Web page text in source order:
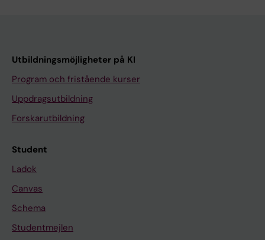
Utbildningsmöjligheter på KI
Program och fristående kurser
Uppdragsutbildning
Forskarutbildning
Student
Ladok
Canvas
Schema
Studentmejlen